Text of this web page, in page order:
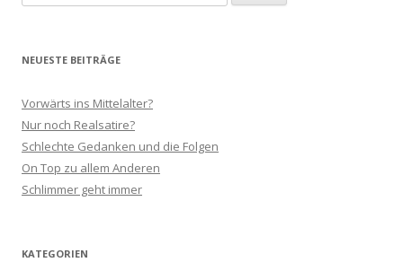
nach:
NEUESTE BEITRÄGE
Vorwärts ins Mittelalter?
Nur noch Realsatire?
Schlechte Gedanken und die Folgen
On Top zu allem Anderen
Schlimmer geht immer
KATEGORIEN